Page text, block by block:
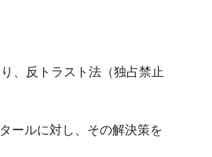
、反トラスト法（独占禁止
ールに対し、その解決策を